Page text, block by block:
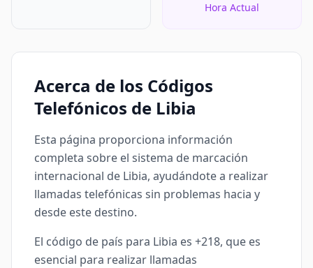
Hora Actual
Acerca de los Códigos
Telefónicos de Libia
Esta página proporciona información
completa sobre el sistema de marcación
internacional de Libia, ayudándote a realizar
llamadas telefónicas sin problemas hacia y
desde este destino.
El código de país para Libia es +218, que es
esencial para realizar llamadas